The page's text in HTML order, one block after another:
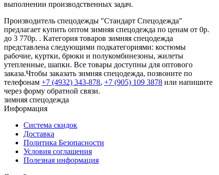
выполнении производственных задач.
Производитель спецодежды "Стандарт Спецодежда"
предлагает купить оптом зимняя спецодежда по ценам от 0р.
до 3 770р. . Категория товаров зимняя спецодежда
представлена следующими подкатегориями: костюмы
рабочие, куртки, брюки и полукомбинезоны, жилеты
утепленные, шапки. Все товары доступны для оптового
заказа.Чтобы заказать зимняя спецодежда, позвоните по
телефонам +7 (4932) 343-878, +7 (905) 109 3878 или напишите
через форму обратной связи.
зимняя спецодежда
Информация
Система скидок
Доставка
Политика Безопасности
Условия соглашения
Полезная информация